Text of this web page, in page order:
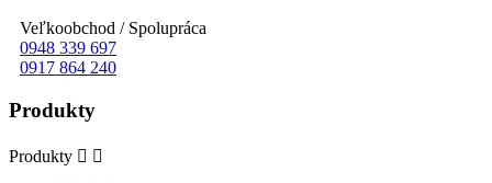
Veľkoobchod / Spolupráca
0948 339 697
0917 864 240
Produkty
Produkty  